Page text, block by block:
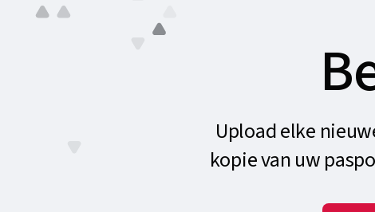
Upload elke
kopie van uw